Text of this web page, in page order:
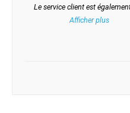
Le service client est
Afficher plus